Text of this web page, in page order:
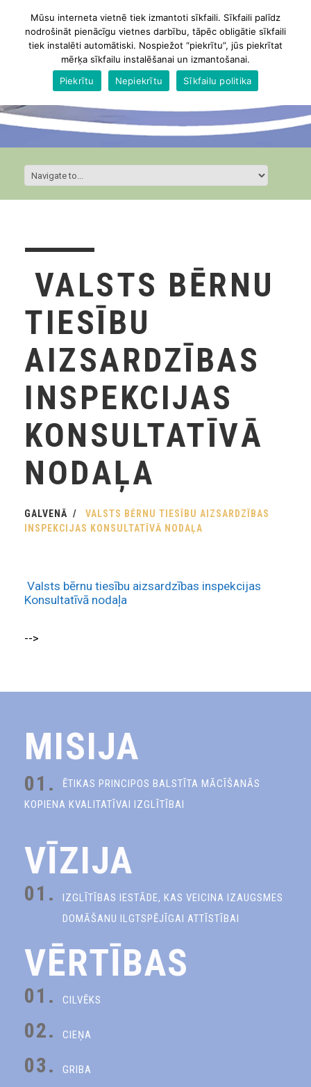
VALSTS BĒRNU
TIESĪBU
AIZSARDZĪBAS
INSPEKCIJAS
KONSULTATĪVĀ
NODAĻA
GALVENĀ
VALSTS BĒRNU TIESĪBU AIZSARDZĪBAS
INSPEKCIJAS KONSULTATĪVĀ NODAĻA
Valsts bērnu tiesību aizsardzības inspekcijas
Konsultatīvā nodaļa
-->
MISIJA
01.
ĒTIKAS PRINCIPOS BALSTĪTA MĀCĪŠANĀS
KOPIENA KVALITATĪVAI IZGLĪTĪBAI
VĪZIJA
01.
IZGLĪTĪBAS IESTĀDE, KAS VEICINA IZAUGSMES
DOMĀŠANU ILGTSPĒJĪGAI ATTĪSTĪBAI
VĒRTĪBAS
01. CILVĒKS
02. CIEŅA
03. GRIBA
Mūsu interneta vietnē tiek izmantoti sīkfaili. Sīkfaili palīdz
nodrošināt pienācīgu vietnes darbību, tāpēc obligātie sīkfaili
tiek instalēti automātiski. Nospiežot “piekrītu”, jūs piekrītat
mērķa sīkfailu instalēšanai un izmantošanai.
Piekrītu
Nepiekrītu Sīkfailu politika